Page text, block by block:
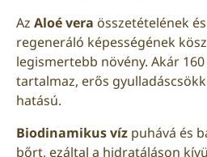
Az Aloé vera összetételének
regeneráló képességének
legismertebb növény. Akár
tartalmaz, erős
hatású.
Biodinamikus vízpuhává és
bőrt, ezáltal a hidratáláson